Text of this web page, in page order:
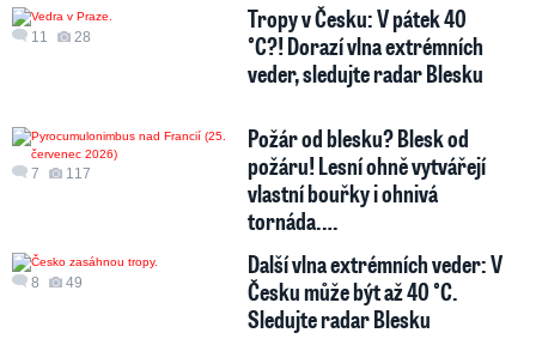
11 28
Tropy v Česku: V pátek 40
°C?! Dorazí vlna extrémních
veder, sledujte radar Blesku
7 117
Požár od blesku? Blesk od
požáru! Lesní ohně vytvářejí
vlastní bouřky i ohnivá
tornáda.…
8 49
Další vlna extrémních veder: V
Česku může být až 40 °C.
Sledujte radar Blesku